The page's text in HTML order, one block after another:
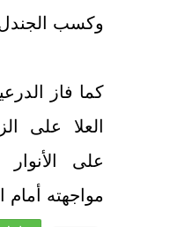
وكسب الجندل
مواجهته